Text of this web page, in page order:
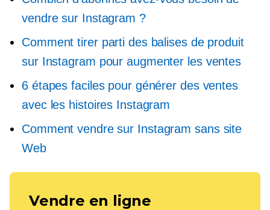
vendre sur Instagram ?
Comment tirer parti des balises de produit
sur Instagram pour augmenter les ventes
6 étapes faciles pour générer des ventes
avec les histoires Instagram
Comment vendre sur Instagram sans site
Web
Vendre en ligne